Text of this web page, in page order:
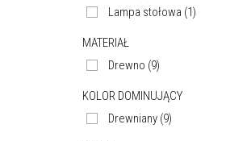
Lampa stołowa (1)
MATERIAŁ
Drewno (9)
KOLOR DOMINUJĄCY
Drewniany (9)